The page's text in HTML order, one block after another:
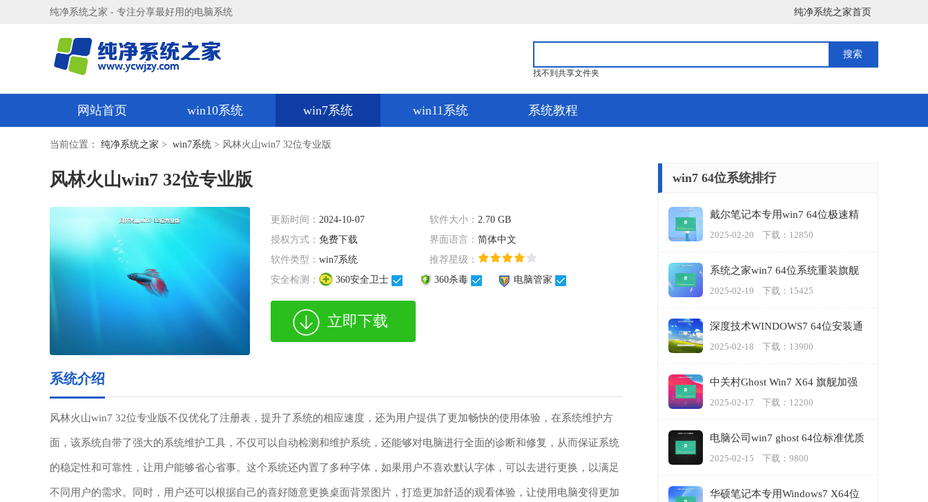
纯净系统之家 - 专注分享最好用的电脑系统 纯净系统之家首页
找不到共享文件夹
网站首页 win10系统 win7系统 win11系统 系统教程
当前位置： 纯净系统之家 > win7系统 > 风林火山win7 32位专业版
风林火山win7 32位专业版
更新时间： 2024-10-07 软件大小：2.70 GB
授权方式： 免费下载 界面语言：简体中文
软件类型： win7系统
推荐星级：
安全检测：
360安全卫士 360杀毒 电脑管家
立即下载
系统介绍
风林火山win7 32位专业版不仅优化了注册表，提升了系统的相应速度，还为用户提供了更加畅快的使用体验，在系统维护方
面，该系统自带了强大的系统维护工具，不仅可以自动检测和维护系统，还能够对电脑进行全面的诊断和修复，从而保证系统
的稳定性和可靠性，让用户能够省心省事。这个系统还内置了多种字体，如果用户不喜欢默认字体，可以去进行更换，以满足
不同用户的需求。同时，用户还可以根据自己的喜好随意更换桌面背景图片，打造更加舒适的观看体验，让使用电脑变得更加
win7 64位系统排行
戴尔笔记本专用win7 64位极速精
简版
2025-02-20 下载：12850
系统之家win7 64位系统重装旗舰
版
2025-02-19 下载：15425
深度技术WINDOWS7 64位安装通
用版
2025-02-18 下载：13900
中关村Ghost Win7 X64 旗舰加强
版
2025-02-17 下载：12200
电脑公司win7 ghost 64位标准优质
版
2025-02-15 下载：9800
华硕笔记本专用Windows7 X64位